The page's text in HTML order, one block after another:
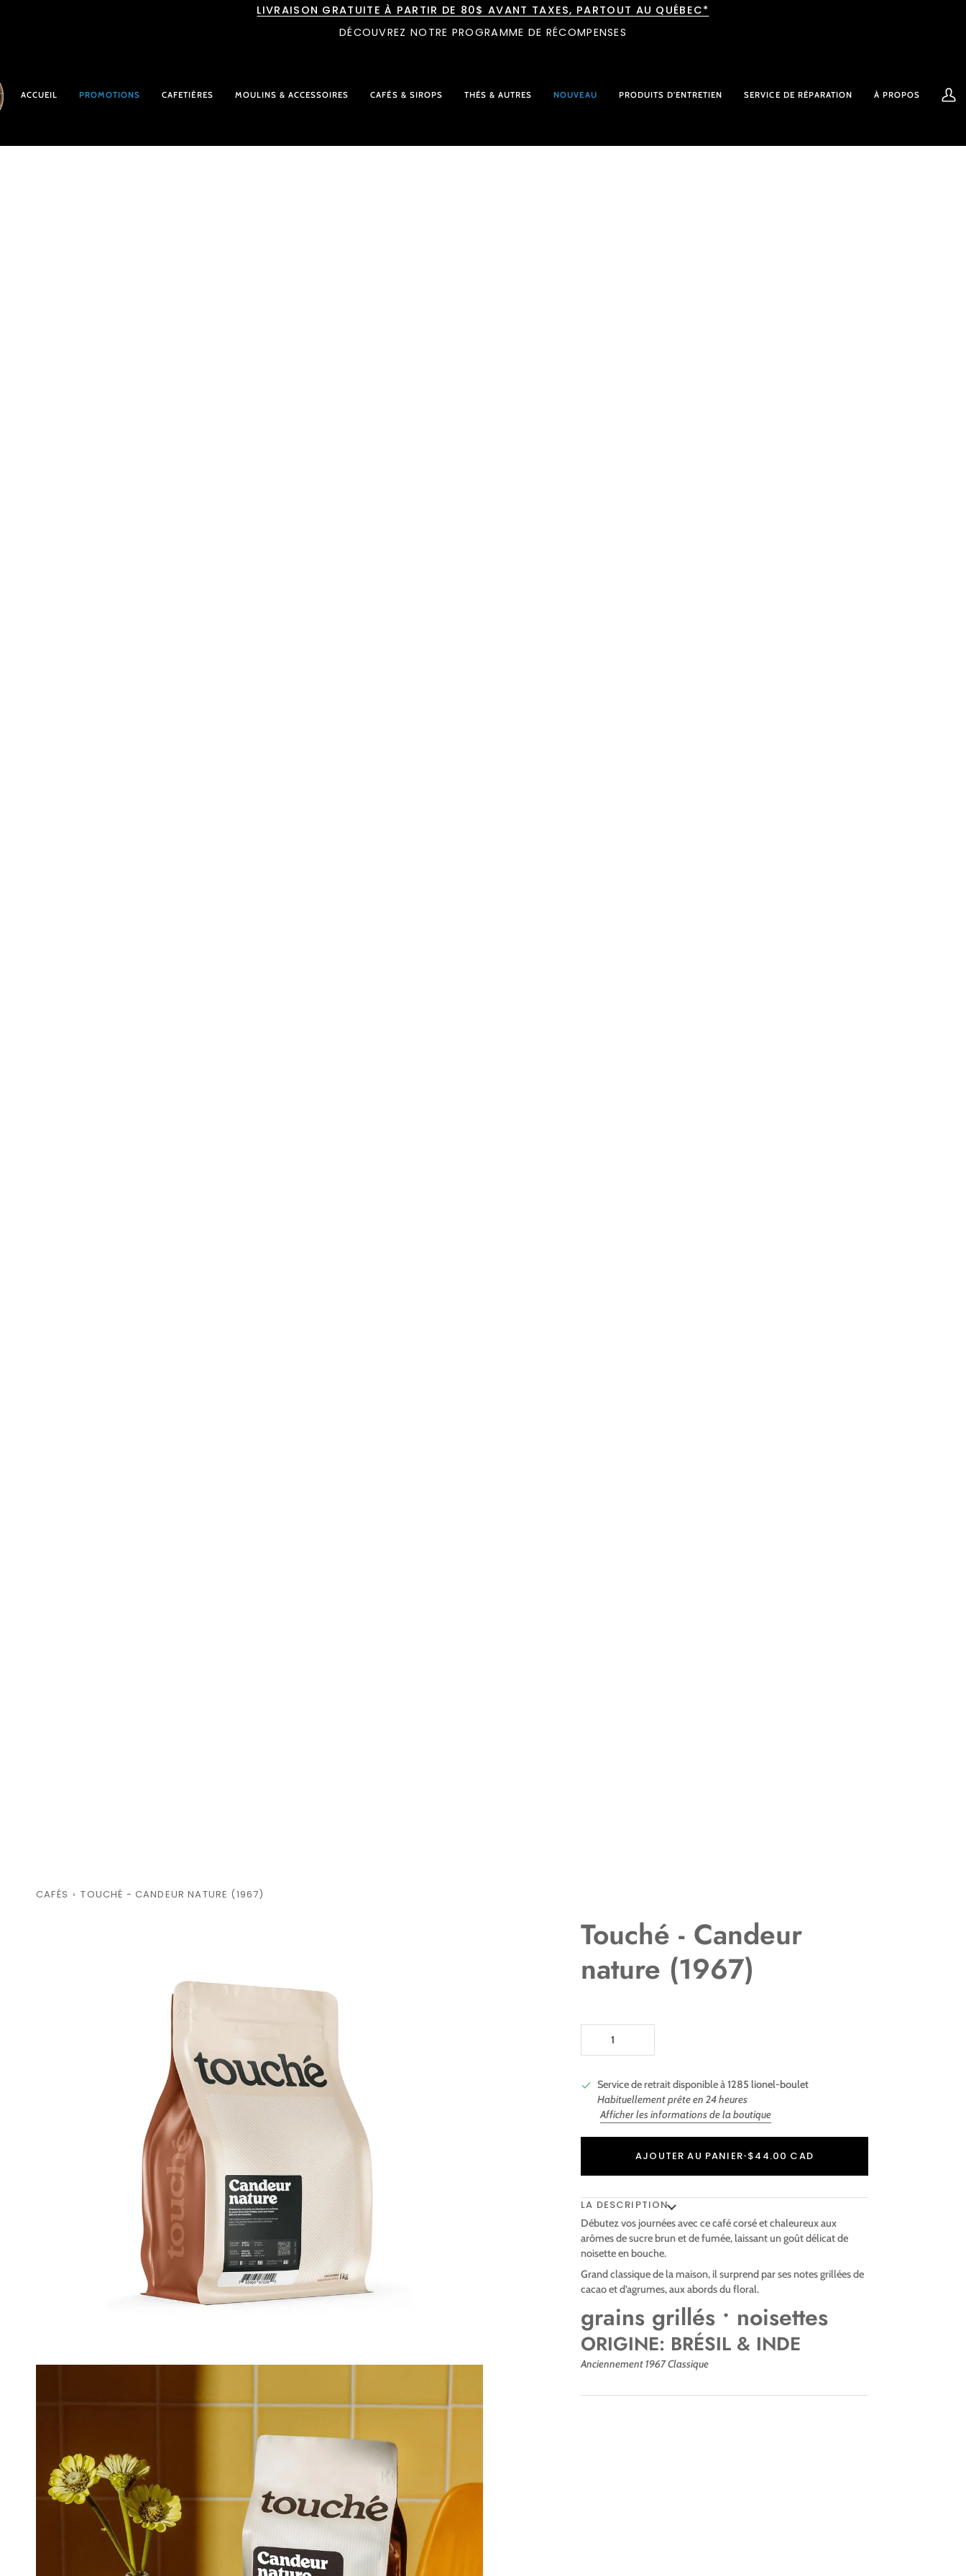
LIVRAISON GRATUITE À PARTIR DE 80$ AVANT TAXES, PARTOUT AU QUÉBEC*
DÉCOUVREZ NOTRE PROGRAMME DE RÉCOMPENSES
ACCUEIL PROMOTIONS CAFETIÈRES MOULINS & ACCESSOIRES CAFÉS & SIROPS THÉS & AUTRES NOUVEAU PRODUITS D'ENTRETIEN SERVICE DE RÉPARATION À PROPOS
Mon
CAFÉS › TOUCHÉ - CANDEUR NATURE (1967)
Touché - Candeur
nature (1967)
Service de retrait disponible à1285 lionel-boulet
Habituellement prête en 24 heures
Afficher les informations de la boutique
AJOUTER AU PANIER•$44.00 CAD
LA DESCRIPTION
Débutez vos journées avec ce café corsé et chaleureux aux
arômes de sucre brun et de fumée, laissant un goût délicat de
noisette en bouche.
Grand classique de la maison, il surprend par ses notes grillées de
cacao et d’agrumes, aux abords du floral.
grains grillés • noisettes
ORIGINE: BRÉSIL & INDE
Anciennement 1967 Classique